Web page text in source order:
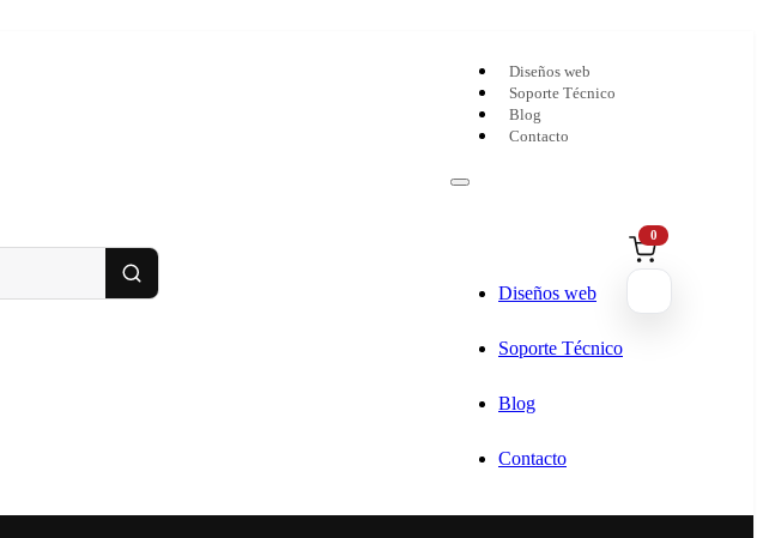
Diseños web
Soporte Técnico
Blog
Contacto
Diseños web
Soporte Técnico
Blog
Contacto
0